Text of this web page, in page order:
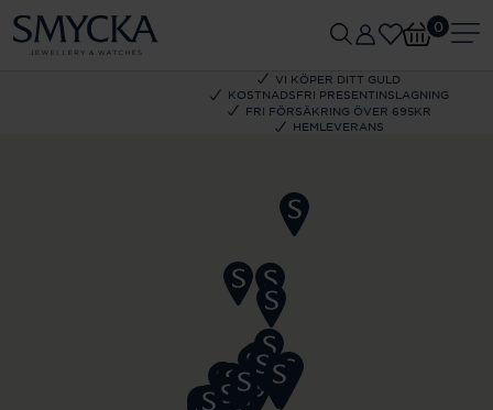
VI KÖPER DITT GULD
KOSTNADSFRI PRESENTINSLAGNING
FRI FÖRSÄKRING ÖVER 695KR
HEMLEVERANS
0